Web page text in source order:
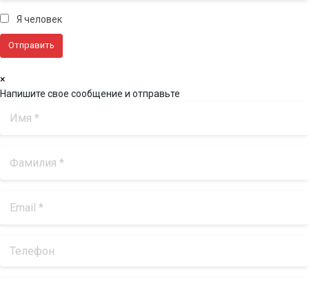
Я человек
×
Напишите свое сообщение и отправьте